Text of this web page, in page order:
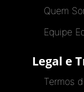
Quem
Equipe
Legal e
Termos